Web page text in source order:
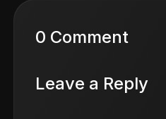
0 Comment
Leave a Reply